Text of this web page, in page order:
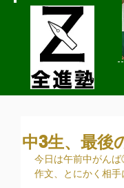
中3生、最後
今日は午前中がん
作文、とにかく相